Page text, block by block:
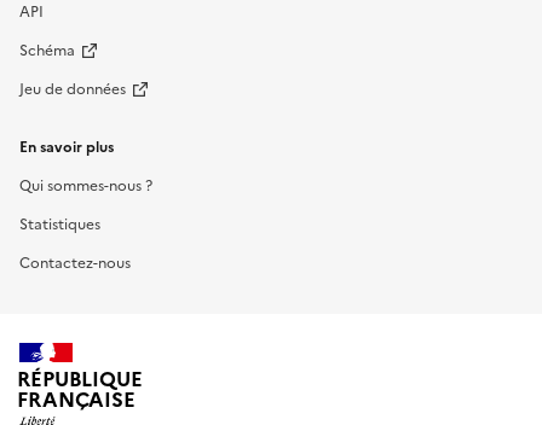
API
Schéma
Jeu de données
En savoir plus
Qui sommes-nous ?
Statistiques
Contactez-nous
RÉPUBLIQUE
FRANÇAISE